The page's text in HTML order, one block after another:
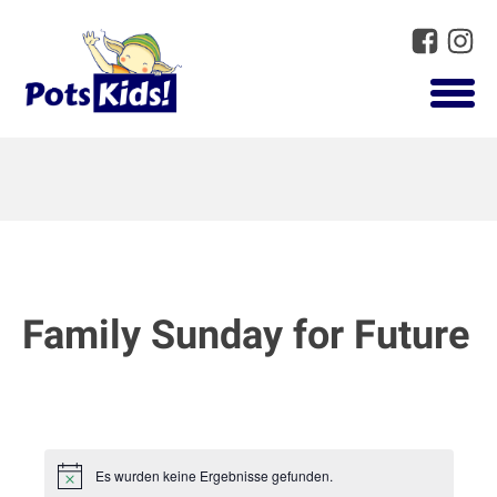
Family Sunday for Future
Es wurden keine Ergebnisse gefunden.